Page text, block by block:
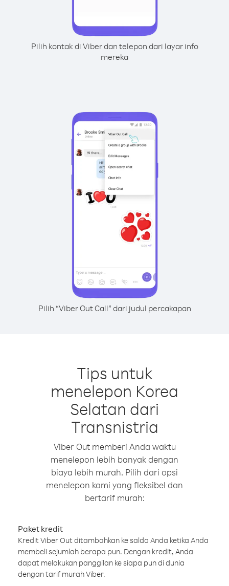
Pilih kontak di Viber dan telepon dari layar info
mereka
Pilih “Viber Out Call” dari judul percakapan
Tips untuk
menelepon Korea
Selatan dari
Transnistria
Viber Out memberi Anda waktu
menelepon lebih banyak dengan
biaya lebih murah. Pilih dari opsi
menelepon kami yang fleksibel dan
bertarif murah:
Paket kredit
Kredit Viber Out ditambahkan ke saldo Anda ketika Anda
membeli sejumlah berapa pun. Dengan kredit, Anda
dapat melakukan panggilan ke siapa pun di dunia
dengan tarif murah Viber.